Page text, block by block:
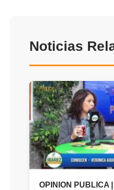
Noticias
OPINION PUBLICA